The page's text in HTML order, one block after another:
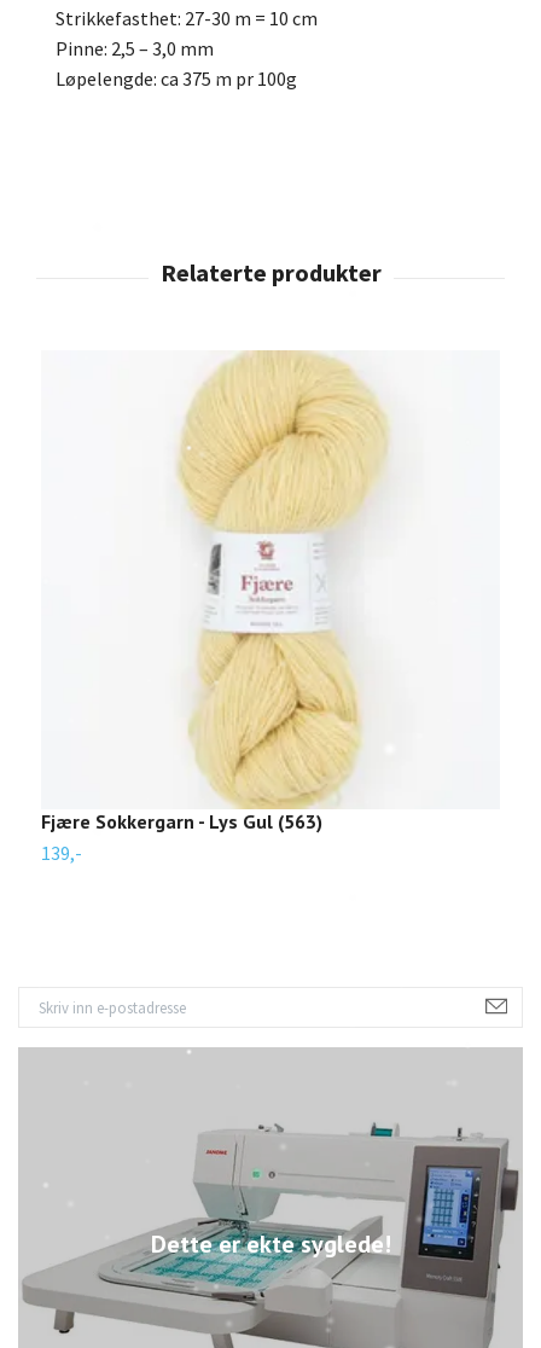
Dette er ekte syglede!
Strikkefasthet: 27-30 m = 10 cm
Pinne: 2,5 – 3,0 mm
Løpelengde: ca 375 m pr 100g
Fjære Sokkergarn - Lys Gul (563)
139,-